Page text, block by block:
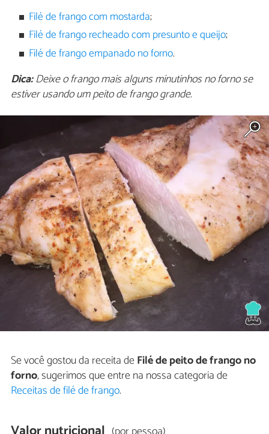
Filé de frango com mostarda;
Filé de frango recheado com presunto e queijo;
Filé de frango empanado no forno.
Dica:Deixe o frango mais alguns minutinhos no forno se
estiver usando um peito de frango grande.
Se você gostou da receita deFilé de peito de frango no
forno, sugerimos que entre na nossa categoria de
Receitas de filé de frango.